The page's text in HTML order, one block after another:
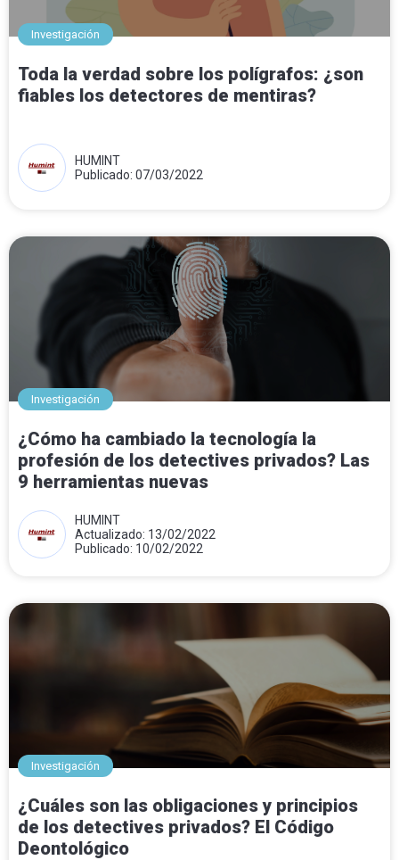
Investigación
Toda la verdad sobre los polígrafos: ¿son
fiables los detectores de mentiras?
HUMINT
Publicado: 07/03/2022
Investigación
¿Cómo ha cambiado la tecnología la
profesión de los detectives privados? Las
9 herramientas nuevas
HUMINT
Actualizado: 13/02/2022
Publicado: 10/02/2022
Investigación
¿Cuáles son las obligaciones y principios
de los detectives privados? El Código
Deontológico